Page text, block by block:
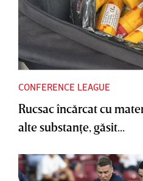
CONFERENCE LEAGUE
Rucsac încărcat cu
alte substanţe, găsit...